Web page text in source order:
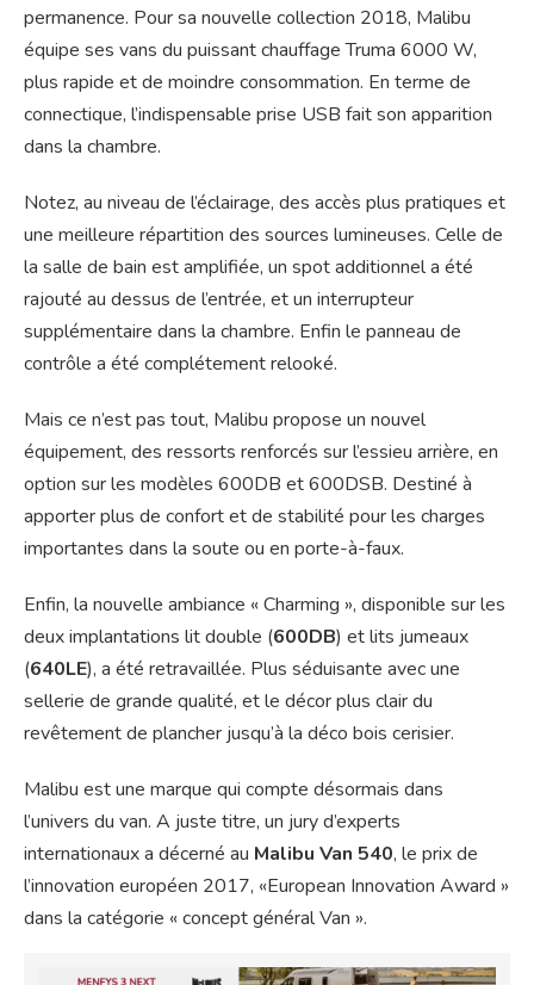
permanence. Pour sa nouvelle collection 2018, Malibu
équipe ses vans du puissant chauffage Truma 6000 W,
plus rapide et de moindre consommation. En terme de
connectique, l’indispensable prise USB fait son apparition
dans la chambre.
Notez, au niveau de l’éclairage, des accès plus pratiques et
une meilleure répartition des sources lumineuses. Celle de
la salle de bain est amplifiée, un spot additionnel a été
rajouté au dessus de l’entrée, et un interrupteur
supplémentaire dans la chambre. Enfin le panneau de
contrôle a été complétement relooké.
Mais ce n’est pas tout, Malibu propose un nouvel
équipement, des ressorts renforcés sur l’essieu arrière, en
option sur les modèles 600DB et 600DSB. Destiné à
apporter plus de confort et de stabilité pour les charges
importantes dans la soute ou en porte-à-faux.
Enfin, la nouvelle ambiance « Charming », disponible sur les
deux implantations lit double (600DB) et lits jumeaux
(640LE), a été retravaillée. Plus séduisante avec une
sellerie de grande qualité, et le décor plus clair du
revêtement de plancher jusqu’à la déco bois cerisier.
Malibu est une marque qui compte désormais dans
l’univers du van. A juste titre, un jury d’experts
internationaux a décerné au Malibu Van 540, le prix de
l’innovation européen 2017, «European Innovation Award »
dans la catégorie « concept général Van ».